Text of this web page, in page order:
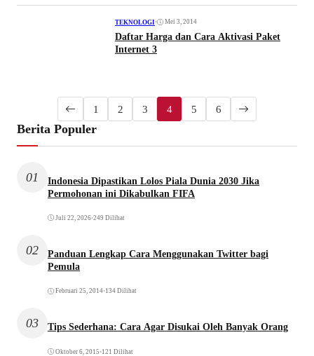
TEKNOLOGI • Mei 3, 2014
Daftar Harga dan Cara Aktivasi Paket
Internet 3
1 2 3 4 5 6
Berita Populer
01
Indonesia Dipastikan Lolos Piala Dunia 2030 Jika
Permohonan ini Dikabulkan FIFA
Juli 22, 2026•249 Dilihat
02
Panduan Lengkap Cara Menggunakan Twitter bagi
Pemula
Februari 25, 2014•134 Dilihat
03 Tips Sederhana: Cara Agar Disukai Oleh Banyak Orang
Oktober 6, 2015 •121 Dilihat